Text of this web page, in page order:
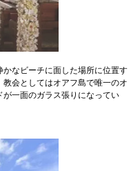
なビーチに面した場所に位置す
会としてはオアフ島で唯一のオ
一面のガラス張りになってい